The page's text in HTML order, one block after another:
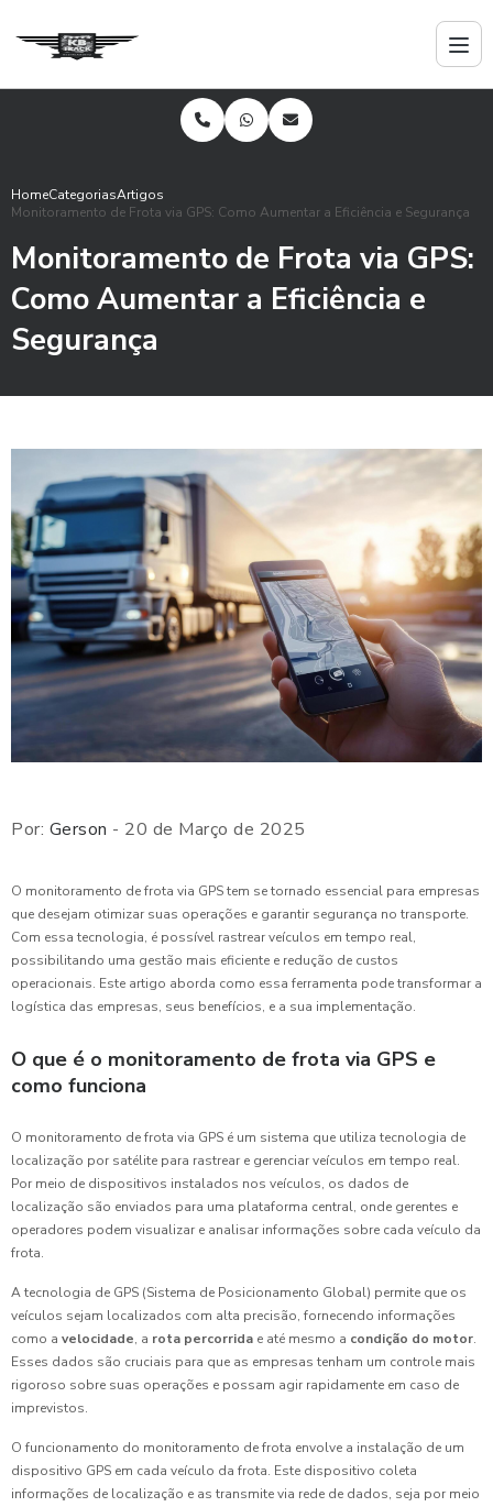
HomeCategoriasArtigos
Monitoramento de Frota via GPS: Como Aumentar a Eficiência e Segurança
Monitoramento de Frota via GPS:
Como Aumentar a Eficiência e
Segurança
Por: Gerson - 20 de Março de 2025
O monitoramento de frota via GPS tem se tornado essencial para empresas
que desejam otimizar suas operações e garantir segurança no transporte.
Com essa tecnologia, é possível rastrear veículos em tempo real,
possibilitando uma gestão mais eficiente e redução de custos
operacionais. Este artigo aborda como essa ferramenta pode transformar a
logística das empresas, seus benefícios, e a sua implementação.
O que é o monitoramento de frota via GPS e
como funciona
O monitoramento de frota via GPS é um sistema que utiliza tecnologia de
localização por satélite para rastrear e gerenciar veículos em tempo real.
Por meio de dispositivos instalados nos veículos, os dados de
localização são enviados para uma plataforma central, onde gerentes e
operadores podem visualizar e analisar informações sobre cada veículo da
frota.
A tecnologia de GPS (Sistema de Posicionamento Global) permite que os
veículos sejam localizados com alta precisão, fornecendo informações
como a velocidade, a rota percorrida e até mesmo a condição do motor.
Esses dados são cruciais para que as empresas tenham um controle mais
rigoroso sobre suas operações e possam agir rapidamente em caso de
imprevistos.
O funcionamento do monitoramento de frota envolve a instalação de um
dispositivo GPS em cada veículo da frota. Este dispositivo coleta
informações de localização e as transmite via rede de dados, seja por meio